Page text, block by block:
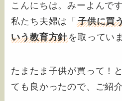
こんにちは。みーよんです
私たち夫婦は「子供に買
いう教育方針を取ってい
たまたま子供が買って！
ても良かったので、ご紹